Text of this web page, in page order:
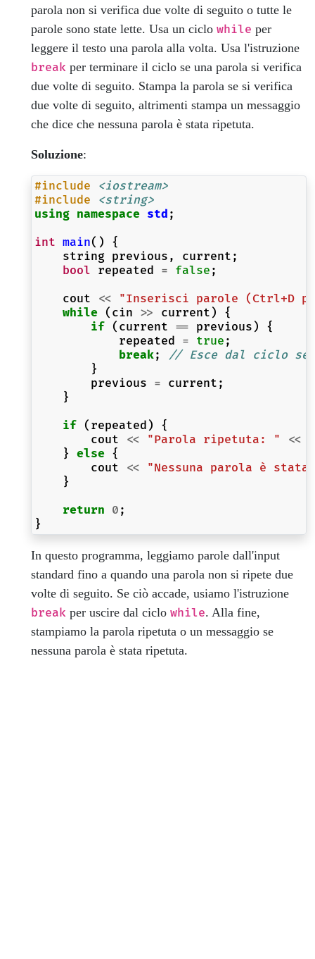
parola non si verifica due volte di seguito o tutte le
parole sono state lette. Usa un ciclo while per
leggere il testo una parola alla volta. Usa l'istruzione
break per terminare il ciclo se una parola si verifica
due volte di seguito. Stampa la parola se si verifica
due volte di seguito, altrimenti stampa un messaggio
che dice che nessuna parola è stata ripetuta.
Soluzione:
#include
<iostream>
#include
<string>
using namespace std ;
int main()
{
string previous , current ;
bool repeated = false ;
cout
<<
"Inserisci parole (Ctrl+D
while ( cin >> current )
{
if ( current == previous )
{
repeated = true ;
break;
// Esce dal ciclo
}
previous = current ;
}
if ( repeated )
{
cout
<< "Parola ripetuta: " <<
} else {
cout
<<
"Nessuna parola è
}
return 0 ;
}
In questo programma, leggiamo parole dall'input
standard fino a quando una parola non si ripete due
volte di seguito. Se ciò accade, usiamo l'istruzione
break per uscire dal ciclo while. Alla fine,
stampiamo la parola ripetuta o un messaggio se
nessuna parola è stata ripetuta.